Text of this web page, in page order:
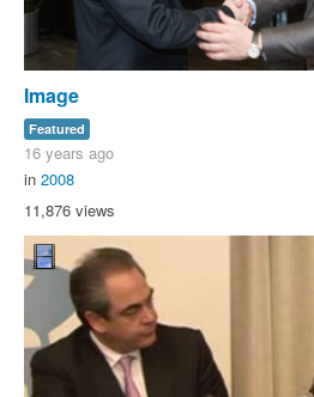
Image
Featured
16 years ago
in 2008
11,876 views